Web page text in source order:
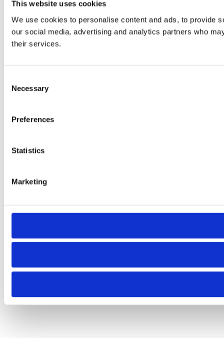
This website uses cookies
We use cookies to personalise content and ads, to provide
our social media, advertising and analytics partners who
their services.
Selection
Necessary
Preferences
Statistics
Marketing